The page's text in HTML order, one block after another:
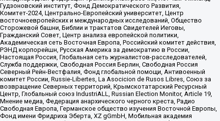
Гудзоновский институт, Фонд Демократического Развития,
Комитет-2024, Центрально-Европейский университет, Центр
восточноевропейских и международных исследований, Общество
Сторожевой башни, Библии и трактатов Свидетелей Иеговы,
Гражданский Совет, Центр анализа европейской политики,
Академическая сеть Восточная Европа, Российский комитет действия,
РЭНД корпорейшн, Русская Америка за демократию в России,
Настоящая Россия, Глобальная сеть журналистов-расследователей,
Служба поддержки, Свободная Россия Берлин, Свободная Россия
Северный Рейн-Вестфалия, Фонд глобальной помощи, Антивоенный
комитет России, Russie-Libertes, La Asocicion de Rusos Libres, Союз за
возвращение Северных территорий, Крымскотатарский Ресурсный
Центр, Глобальный союз IndustriALL, Russian Election Monitor, Article 19,
Мнение медиа, Федерация анархического черного креста, Радио
Свободная Европа, Германское общество изучения Восточной Европы,
Фонд имени Фридриха Эберта, XZ gGmbH, Мобильная академия